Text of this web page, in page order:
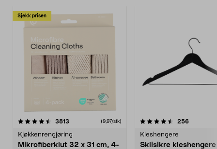
Sjekk prisen
3813 anmeldelser(9,97/stk)
Kjøkkenrengjøring
Mikrofiberklut 32 x 31 cm, 4-
4.5av 5 stjerner 256
Kleshengere
Sklisikre
4.5av 5 stjerner